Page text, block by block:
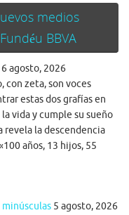
medios
BBVA
6 agosto, 2026
con zeta, son voces
estas dos grafías en
vida y cumple su sueño
revela la descendencia
años, 13 hijos, 55
minúsculas 5 agosto, 2026